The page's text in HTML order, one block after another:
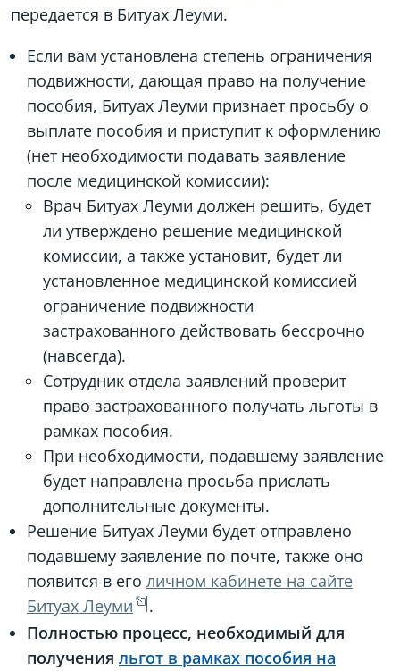
передается в Битуах Леуми.
Если вам установлена степень ограничения
подвижности, дающая право на получение
пособия, Битуах Леуми признает просьбу о
выплате пособия и приступит к оформлению
(нет необходимости подавать заявление
после медицинской комиссии):
Врач Битуах Леуми должен решить, будет
ли утверждено решение медицинской
комиссии, а также установит, будет ли
установленное медицинской комиссией
ограничение подвижности
застрахованного действовать бессрочно
(навсегда).
Сотрудник отдела заявлений проверит
право застрахованного получать льготы в
рамках пособия.
При необходимости, подавшему заявление
будет направлена просьба прислать
дополнительные документы.
Решение Битуах Леуми будет отправлено
подавшему заявление по почте, также оно
появится в его личном кабинете на сайте
Битуах Леуми
.
Полностью процесс, необходимый для
получения льгот в рамках пособия на